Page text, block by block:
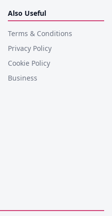
Also Useful
Terms & Conditions
Privacy Policy
Cookie Policy
Business